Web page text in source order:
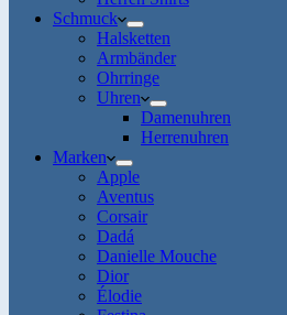
Schmuck
Halsketten
Armbänder
Ohrringe
Uhren
Damenuhren
Herrenuhren
Marken
Apple
Aventus
Corsair
Dadá
Danielle Mouche
Dior
Élodie